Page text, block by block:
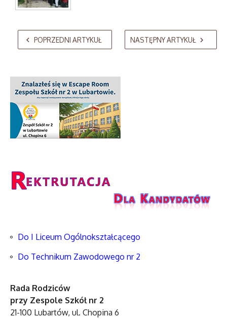
AdmirorGallery 5.2.0, author/sVasiljevski Kekeljevic.
POPRZEDNI ARTYKUŁ NASTĘPNY ARTYKUŁ
Do I Liceum Ogólnokształcącego
Do Technikum Zawodowego nr 2
Rada Rodziców
przy Zespole Szkół nr 2
21-100 Lubartów, ul. Chopina 6